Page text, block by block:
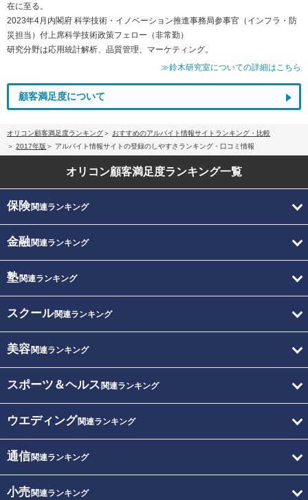
在に至る。
2023年4月内閣府 科学技術・イノベーション推進事務局参事官（インフラ・防
災担当）付上席科学技術政策フェロー（非常勤）
研究分野は応用統計解析、品質管理、マーケティング。
≫鈴木研究室についての詳細はこちら
顧客満足度について
オリコン顧客満足度ランキング
おすすめのアルバイト情報サイトランキング・比較
2017年版
アルバイト情報サイトの登録のしやすさランキング・口コミ情報
オリコン顧客満足度ランキング一覧
保険関連ランキング
金融関連ランキング
塾関連ランキング
スクール関連ランキング
美容関連ランキング
スポーツ＆ヘルス 関連ランキング
ウエディング関連ランキング
通信関連ランキング
小売関連ランキング